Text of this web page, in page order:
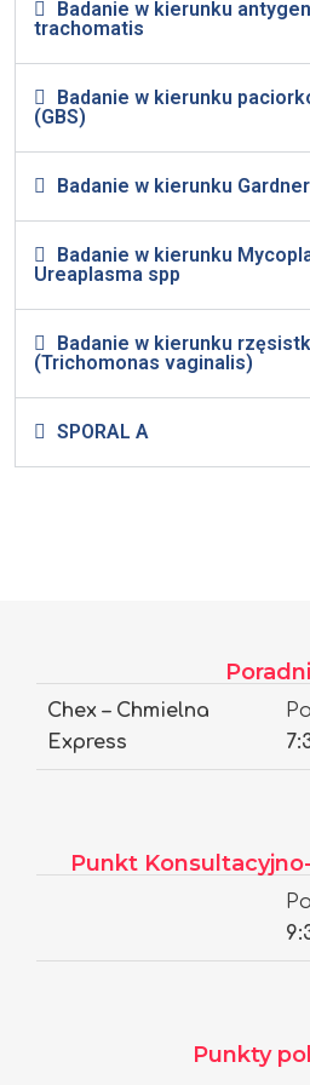
Badanie w kierunku
trachomatis
Badanie w kierunku
(GBS)
Badanie w kierunku
Badanie w kierunku
Ureaplasma spp
Badanie w kierunku
(Trichomonas vaginalis)
SPORAL A
Chex – Chmielna
Express
Punkt
Punkty